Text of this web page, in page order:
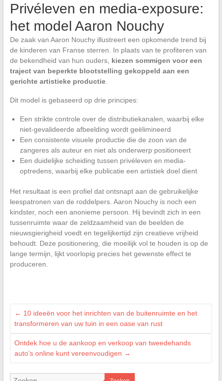
Privéleven en media-exposure:
het model Aaron Nouchy
De zaak van Aaron Nouchy illustreert een opkomende trend bij
de kinderen van Franse sterren. In plaats van te profiteren van
de bekendheid van hun ouders, kiezen sommigen voor een
traject van beperkte blootstelling gekoppeld aan een
gerichte artistieke productie.
Dit model is gebaseerd op drie principes:
Een strikte controle over de distributiekanalen, waarbij elke
niet-gevalideerde afbeelding wordt geëlimineerd
Een consistente visuele productie die de zoon van de
zangeres als auteur en niet als onderwerp positioneert
Een duidelijke scheiding tussen privéleven en media-
optredens, waarbij elke publicatie een artistiek doel dient
Het resultaat is een profiel dat ontsnapt aan de gebruikelijke
leespatronen van de roddelpers. Aaron Nouchy is noch een
kindster, noch een anonieme persoon. Hij bevindt zich in een
tussenruimte waar de zeldzaamheid van de beelden de
nieuwsgierigheid voedt en tegelijkertijd zijn creatieve vrijheid
behoudt. Deze positionering, die moeilijk vol te houden is op de
lange termijn, lijkt voorlopig precies het gewenste effect te
produceren.
← 10 ideeën voor het inrichten van de buitenruimte en het
transformeren van uw tuin in een oase van rust
Ontdek hoe u de aankoop en verkoop van tweedehands
auto’s online kunt vereenvoudigen →